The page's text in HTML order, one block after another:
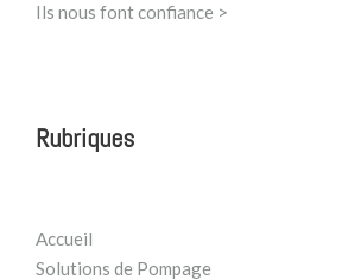
Ils nous font confiance >
Rubriques
Accueil
Solutions de Pompage